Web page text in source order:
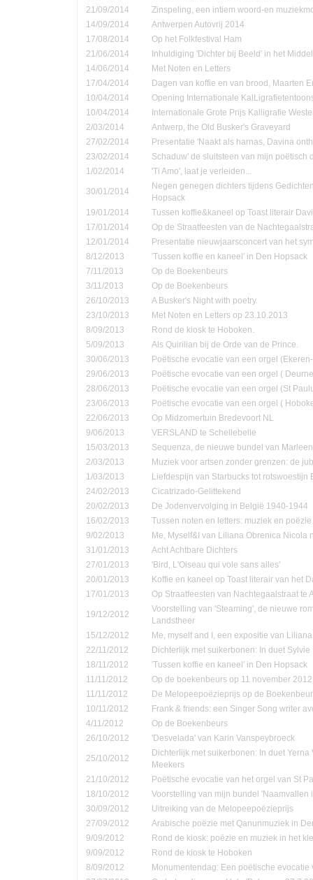
21/09/2014
Zinspeling, een intiem woord-en
14/09/2014
Antwerpen Autovrij 2014
17/08/2014
Op het Folkfestival Ham
21/06/2014
Inhuldiging 'Dichter bij Beeld' in het
14/06/2014
Met Noten en Letters
17/04/2014
Dagen van koffie en van brood, Maarten
10/04/2014
Opening Internationale
10/04/2014
Internationale Grote Prijs Kalligrafie
2/03/2014
Antwerp, the Old Busker's Graveyard
27/02/2014
Presentatie 'Naakt als harnas, Davina
23/02/2014
Schaduw' de sluitsteen van mijn poëtisch
1/02/2014
'Ti Amo', laat je verleiden...
30/01/2014
Negen genegen dichters tijdens
Hopsack
19/01/2014
Tussen koffie&kaneel op Toast literair
17/01/2014
Op de Straatfeesten van de
12/01/2014
Presentatie nieuwjaarsconcert van het
8/12/2013
'Tussen koffie en kaneel' in Den Hopsack
7/11/2013
Op de Boekenbeurs
3/11/2013
Op de Boekenbeurs
26/10/2013
A Busker's Night with poetry.
23/10/2013
Met Noten en Letters op 23.10.2013
8/09/2013
Rond de kiosk te Hoboken.
5/09/2013
Als Quirilian bij de Orde van de Prince.
30/06/2013
Poëtische evocatie van een orgel
29/06/2013
Poëtische evocatie van een orgel (
28/06/2013
Poëtische evocatie van een orgel (St
23/06/2013
Poëtische evocatie van een orgel (
22/06/2013
Op Midzomertuin Bredevoort NL
9/06/2013
VERSLAND te Schellebelle
15/03/2013
Sequenza, de nieuwe bundel van
2/03/2013
Muziek voor artsen zonder grenzen: de
1/03/2013
Liefdespijn van Starbucks tot rotswoestijn
24/02/2013
Cicatrizado-Gelittekend
20/02/2013
De Jodenvervolging in België 1940-1944
16/02/2013
Tussen noten en letters: muziek en
9/02/2013
Me, Myself&I van Liliana Obrenica Nicola
31/01/2013
Acht Achtbare Dichters
27/01/2013
'Bird, L'Oiseau qui vole sans ailes'
20/01/2013
Koffie en kaneel op Toast literair van het
17/01/2013
Op Straatfeesten van Nachtegaalstraat te
19/12/2012
Voorstelling van 'Steaming', de nieuwe
Landstheer
15/12/2012
Me, myself and I, een expositie van
22/11/2012
Dichterlijk met suikerbonen: In duet
18/11/2012
'Tussen koffie en kaneel' in Den Hopsack
11/11/2012
Op de boekenbeurs op 11 november 2012
11/11/2012
De Melopeepoëzieprijs op de
10/11/2012
Frank & friends: een Singer Song writer
4/11/2012
Op de Boekenbeurs
26/10/2012
'Desvelada' van Karin Vanspeybroeck
25/10/2012
Dichterlijk met suikerbonen: In duet
Meekers
21/10/2012
Poëtische evocatie van het orgel van St
18/10/2012
Voorstelling van mijn bundel 'Naamvallen
30/09/2012
Uitreiking van de Melopeepoëzieprijs
27/09/2012
Arabische poëzie met Qanunmuziek in
9/09/2012
Rond de kiosk: poëzie en muziek in het
9/09/2012
Rond de kiosk te Hoboken
8/09/2012
Monumentendag: Een poëtische evocatie